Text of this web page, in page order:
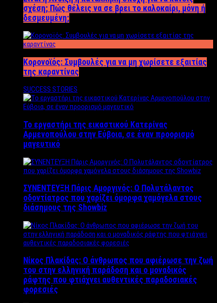
σχέση; Πώς θέλεις να σε βρει το καλοκαίρι, μόνη ή
δεσμευμένη;
Κορονοϊός: Συμβουλές για να μη χωρίσετε εξαιτίας
της καραντίνας
SUCCESS STORIES
Το εργαστήρι της εικαστικού Κατερίνας
Αρμενοπούλου στην Εύβοια, σε έναν προορισμό
μαγευτικό
ΣΥΝΕΝΤΕΥΞΗ Πάρις Αμοργινός: O Πολυτάλαντος
οδοντίατρος που χαρίζει όμορφα χαμόγελα στους
διάσημους της Showbiz
Νίκος Πλακίδας: O άνθρωπος που αφιέρωσε την ζωή
του στην ελληνική παράδοση και ο μοναδικός
ράφτης που φτιάχνει αυθεντικές παραδοσιακές
φορεσιές